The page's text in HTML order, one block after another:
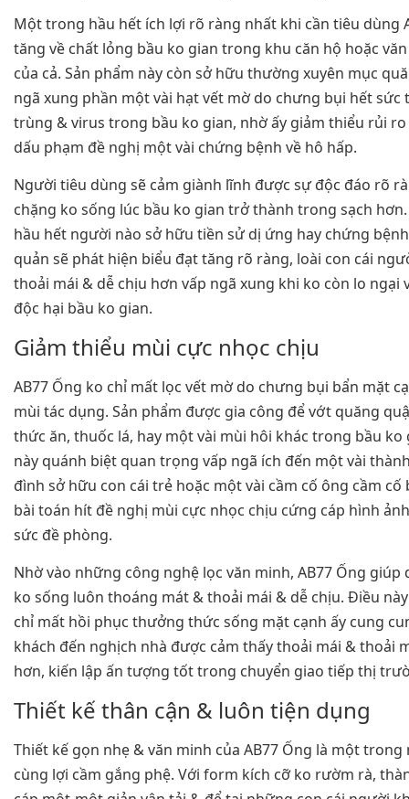
Một trong hầu hết ích lợi rõ ràng nhất khi cần tiêu dùng
tăng về chất lỏng bầu ko gian trong khu căn hộ hoặc
của cả. Sản phẩm này còn sở hữu thường xuyên mục
ngã xung phần một vài hạt vết mờ do chưng bụi hết sức
trùng & virus trong bầu ko gian, nhờ ấy giảm thiểu rủi
dấu phạm đề nghị một vài chứng bệnh về hô hấp.
Người tiêu dùng sẽ cảm giành lĩnh được sự độc đáo rõ
chặng ko sống lúc bầu ko gian trở thành trong sạch
hầu hết người nào sở hữu tiền sử dị ứng hay chứng
quản sẽ phát hiện biểu đạt tăng rõ ràng, loài con cái
thoải mái & dễ chịu hơn vấp ngã xung khi ko còn lo ngại
độc hại bầu ko gian.
Giảm thiểu mùi cực nhọc chịu
AB77 Ống ko chỉ mất lọc vết mờ do chưng bụi bẩn mặt
mùi tác dụng. Sản phẩm được gia công để vớt quăng
thức ăn, thuốc lá, hay một vài mùi hôi khác trong bầu ko
này quánh biệt quan trọng vấp ngã ích đến một vài
đình sở hữu con cái trẻ hoặc một vài cầm cố ông cầm
bài toán hít đề nghị mùi cực nhọc chịu cứng cáp hình
sức đề phòng.
Nhờ vào những công nghệ lọc văn minh, AB77 Ống giúp
ko sống luôn thoáng mát & thoải mái & dễ chịu. Điều
chỉ mất hồi phục thưởng thức sống mặt cạnh ấy cung
khách đến nghịch nhà được cảm thấy thoải mái & thoải
hơn, kiến lập ấn tượng tốt trong chuyển giao tiếp thị
Thiết kế thân cận & luôn tiện dụng
Thiết kế gọn nhẹ & văn minh của AB77 Ống là một
cùng lợi cầm gắng phệ. Với form kích cỡ ko rườm rà,